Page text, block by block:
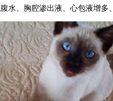
水、胸腔渗出液、心包液增多